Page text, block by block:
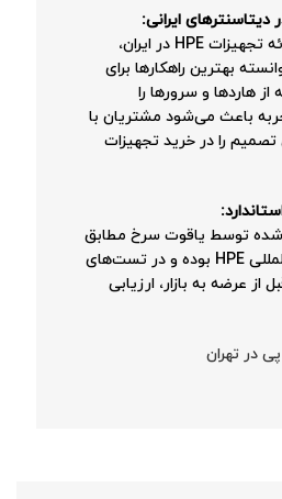
با سال‌ها تجربه در ارائه تجهیزات HPE در ایران،
بهترین راهکارها برای
هاردها و سرورها را
باعث می‌شود مشتریان با
تصمیم را در خرید تجهیزات
شده توسط یاقوت سرخ مطابق
با استانداردهای بین‌المللی HPE بوده و در تست‌های
عرضه به بازار، ارزیابی
در تهران